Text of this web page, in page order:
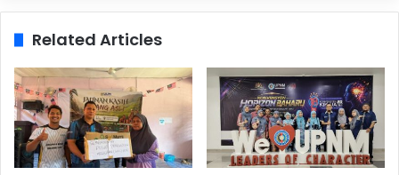
Related Articles